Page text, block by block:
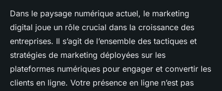
Dans le paysage numérique actuel, le marketing
digital joue un rôle crucial dans la croissance des
entreprises. Il s’agit de l’ensemble des tactiques et
stratégies de marketing déployées sur les
plateformes numériques pour engager et convertir les
clients en ligne. Votre présence en ligne n’est pas